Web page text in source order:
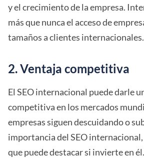
y el crecimiento de la empresa.
más que nunca el acceso de
tamaños a clientes internacionales.
2. Ventaja competitiva
El SEO internacional puede darle
competitiva en los mercados
empresas siguen descuidando o
importancia del SEO
que puede destacar si invierte en